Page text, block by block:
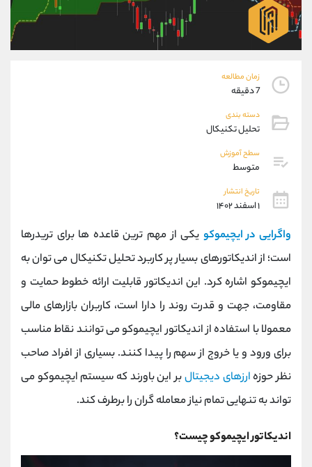
زمان مطالعه
7 دقیقه
دسته بندی
تحلیل تکنیکال
سطح آموزش
متوسط
تاریخ انتشار
۱ اسفند ۱۴۰۲
واگرایی در ایچیموکو یکی از مهم ترین قاعده ها برای تریدرها
است؛ از اندیکاتورهای بسیار پر کاربرد تحلیل تکنیکال می توان به
ایچیموکو اشاره کرد. این اندیکاتور قابلیت ارائه خطوط حمایت و
مقاومت، جهت و قدرت روند را دارا است، کاربران بازارهای مالی
معمولا با استفاده از اندیکاتور ایچیموکو می توانند نقاط مناسب
برای ورود و یا خروج از سهم را پیدا کنند. بسیاری از افراد صاحب
نظر حوزهارزهای دیجیتالبر این باورند که سیستم ایچیموکو می
تواند به تنهایی تمام نیاز معامله گران را برطرف کند.
اندیکاتور ایچیموکو چیست؟
09194198792
واتساپ
تلگرام
پشتیبان فروش
موبایل
واتساپ
داخلی
اطلاعات تماس (دفتر فروش)
تلفن 021-22021030
بدون پیش شماره 90001030
اینستاگرام @alireza.mehrabii
کانال تلگرام @alirezamehrabi_com